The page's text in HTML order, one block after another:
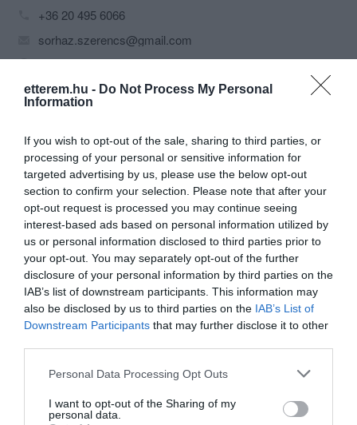
etterem.hu - Do Not Process My Personal
Information
If you wish to opt-out of the sale, sharing to third parties, or
processing of your personal or sensitive information for
targeted advertising by us, please use the below opt-out
section to confirm your selection. Please note that after your
opt-out request is processed you may continue seeing
interest-based ads based on personal information utilized by
us or personal information disclosed to third parties prior to
your opt-out. You may separately opt-out of the further
disclosure of your personal information by third parties on the
IAB’s list of downstream participants. This information may
also be disclosed by us to third parties on the IAB’s List of
Downstream Participants that may further disclose it to other
Please note that this website/app uses one or more Google
not limited to your visit or usage behaviour. You may click to
grant or deny consent to Google and its third-party tags to
Personal Data Processing Opt Outs
I want to opt-out of the Sharing of my
personal data.
+36 20 495 6066
sorhaz.szerencs@gmail.com
http://www.zanor.hu
https://www.facebook.com/sorhazsorkert
Probléma jelentése Te vagy a tulajdonos?